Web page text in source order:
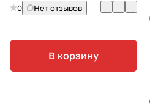
0 Нет отзывов
В корзину